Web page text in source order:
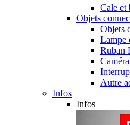
Cale et
Objets
Objets
Lampe
Ruban
Autre
Infos
Infos